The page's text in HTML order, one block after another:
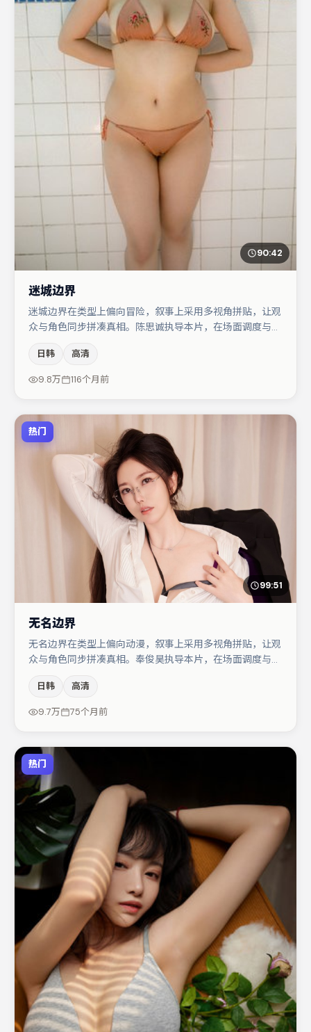
90:42
迷城边界
迷城边界在类型上偏向冒险，叙事上采用多视角拼贴，让观
众与角色同步拼凑真相。陈思诚执导本片，在场面调度与表
括桂纶镁、小松菜奈、木村拓哉等，角色动机前后呼应，适
合喜欢抠台词与伏笔的观众。节奏紧凑、反转有度，值得列
日韩 高清
9.8万 116个月前
热门
99:51
无名边界
无名边界在类型上偏向动漫，叙事上采用多视角拼贴，让观
众与角色同步拼凑真相。奉俊昊执导本片，在场面调度与表
括于和伟、孔刘、周冬雨等，角色动机前后呼应，适合喜欢
抠台词与伏笔的观众。若你偏爱强类型与清晰主线，这部作
品值得关注。
日韩 高清
9.7万 75个月前
热门